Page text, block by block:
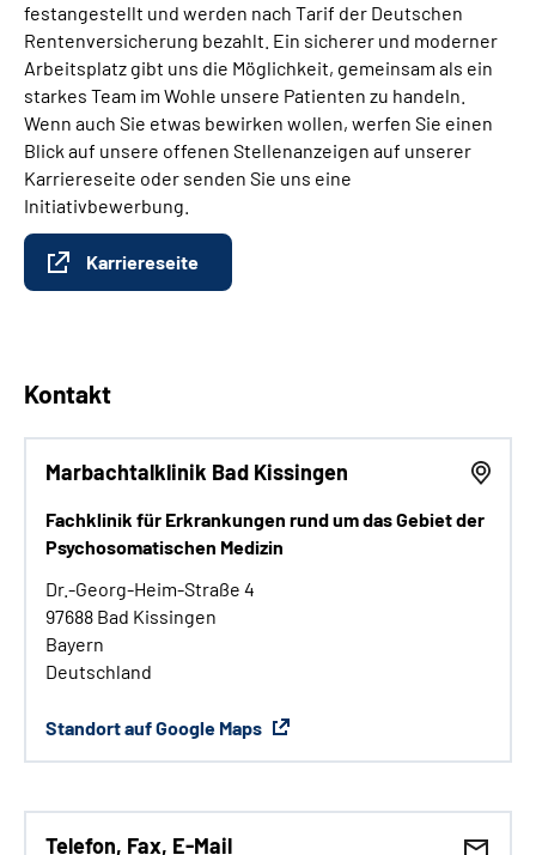
festangestellt und werden nach Tarif der Deutschen
Rentenversicherung bezahlt. Ein sicherer und moderner
Arbeitsplatz gibt uns die Möglichkeit, gemeinsam als ein
starkes Team im Wohle unsere Patienten zu handeln.
Wenn auch Sie etwas bewirken wollen, werfen Sie einen
Blick auf unsere offenen Stellenanzeigen auf unserer
Karriereseite oder senden Sie uns eine
Initiativbewerbung.
Karriereseite
Kontakt
Marbachtalklinik Bad Kissingen
Fachklinik für Erkrankungen rund um das Gebiet der
Psychosomatischen Medizin
Dr.-Georg-Heim-Straße 4
97688 Bad Kissingen
Bayern
Deutschland
Standort auf Google Maps
Telefon, Fax, E-Mail